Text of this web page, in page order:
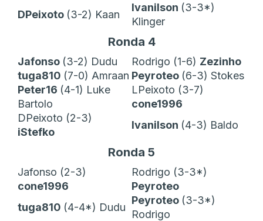
DPeixoto (3-2) Kaan
Ivanilson (3-3*)
Klinger
Ronda 4
Jafonso (3-2) Dudu Rodrigo (1-6) Zezinho
tuga810 (7-0) Amraan Peyroteo (6-3) Stokes
Peter16 (4-1) Luke
Bartolo
LPeixoto (3-7)
cone1996
DPeixoto (2-3)
iStefko
Ivanilson (4-3) Baldo
Ronda 5
Jafonso (2-3)
cone1996
Rodrigo (3-3*)
Peyroteo
tuga810 (4-4*) Dudu
Peyroteo (3-3*)
Rodrigo